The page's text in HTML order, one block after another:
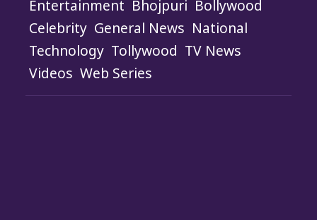
Entertainment Bhojpuri Bollywood
Celebrity General News National
Technology Tollywood TV News
Videos Web Series